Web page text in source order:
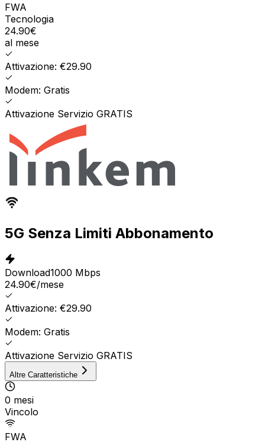
FWA
Tecnologia
24.90€
al mese
Attivazione: €29.90
Modem: Gratis
Attivazione Servizio GRATIS
5G Senza Limiti Abbonamento
Download1000 Mbps
24.90€/mese
Attivazione: €29.90
Modem: Gratis
Attivazione Servizio GRATIS
Altre Caratteristiche
0 mesi
Vincolo
FWA